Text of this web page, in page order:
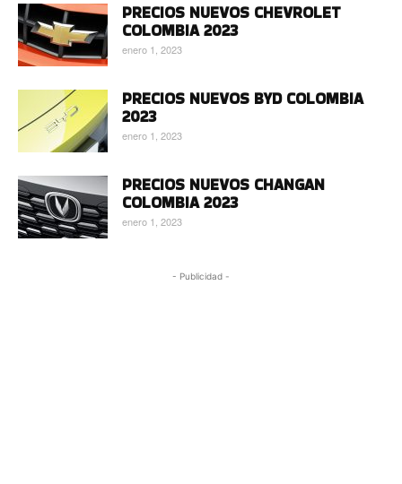
PRECIOS NUEVOS CHEVROLET
COLOMBIA 2023
enero 1, 2023
PRECIOS NUEVOS BYD COLOMBIA
2023
enero 1, 2023
PRECIOS NUEVOS CHANGAN
COLOMBIA 2023
enero 1, 2023
- Publicidad -